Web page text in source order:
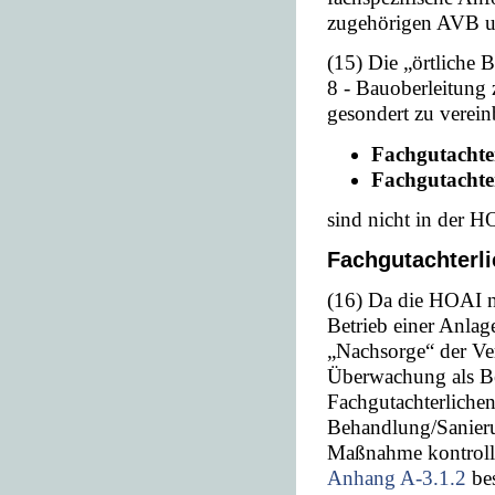
zugehörigen AVB
(15) Die „örtliche
8 - Bauoberleitung
gesondert zu
sind nicht in der
(16) Da die HOAI
Betrieb einer
„Nachsorge“ der
Überwachung als
Behandlung/
Maßnahme
Anhang A-3.1.2